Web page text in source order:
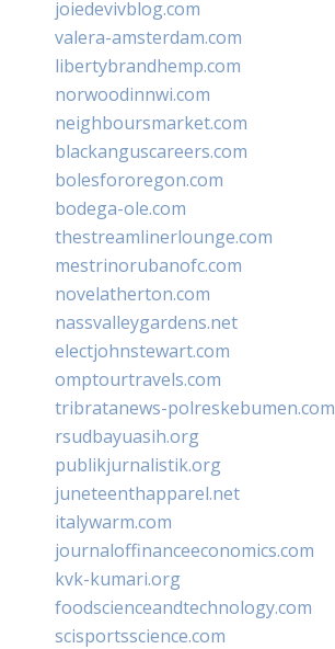
joiedevivblog.com
valera-amsterdam.com
libertybrandhemp.com
norwoodinnwi.com
neighboursmarket.com
blackanguscareers.com
bolesfororegon.com
bodega-ole.com
thestreamlinerlounge.com
mestrinorubanofc.com
novelatherton.com
nassvalleygardens.net
electjohnstewart.com
omptourtravels.com
tribratanews-polreskebumen.com
rsudbayuasih.org
publikjurnalistik.org
juneteenthapparel.net
italywarm.com
journaloffinanceeconomics.com
kvk-kumari.org
foodscienceandtechnology.com
scisportsscience.com